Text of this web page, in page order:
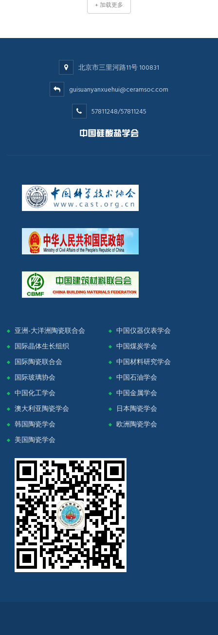
+ 加载更多
北京市三里河路11号 100831
guisuanyanxuehui@ceramsoc.com
57811248/57811245
亚洲-大洋洲陶瓷联合会
中国仪器仪表学会
国际晶体生长组织
中国煤炭学会
国际陶瓷联合会
中国材料研究学会
国际玻璃协会
中国石油学会
中国化工学会
中国金属学会
澳大利亚陶瓷学会
日本陶瓷学会
韩国陶瓷学会
欧洲陶瓷学会
美国陶瓷学会